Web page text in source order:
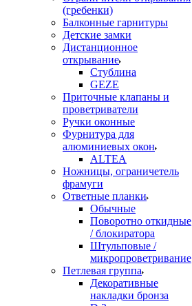
(гребенки)
Балконные гарнитуры
Детские замки
Дистанционное
открывание
Стублина
GEZE
Приточные клапаны и
проветриватели
Ручки оконные
Фурнитура для
алюминиевых окон
ALTEA
Ножницы, ограничетель
фрамуги
Ответные планки
Обычные
Поворотно откидные
/ блокиратора
Штульповые /
микропроветривание
Петлевая группа
Декоративные
накладки бронза